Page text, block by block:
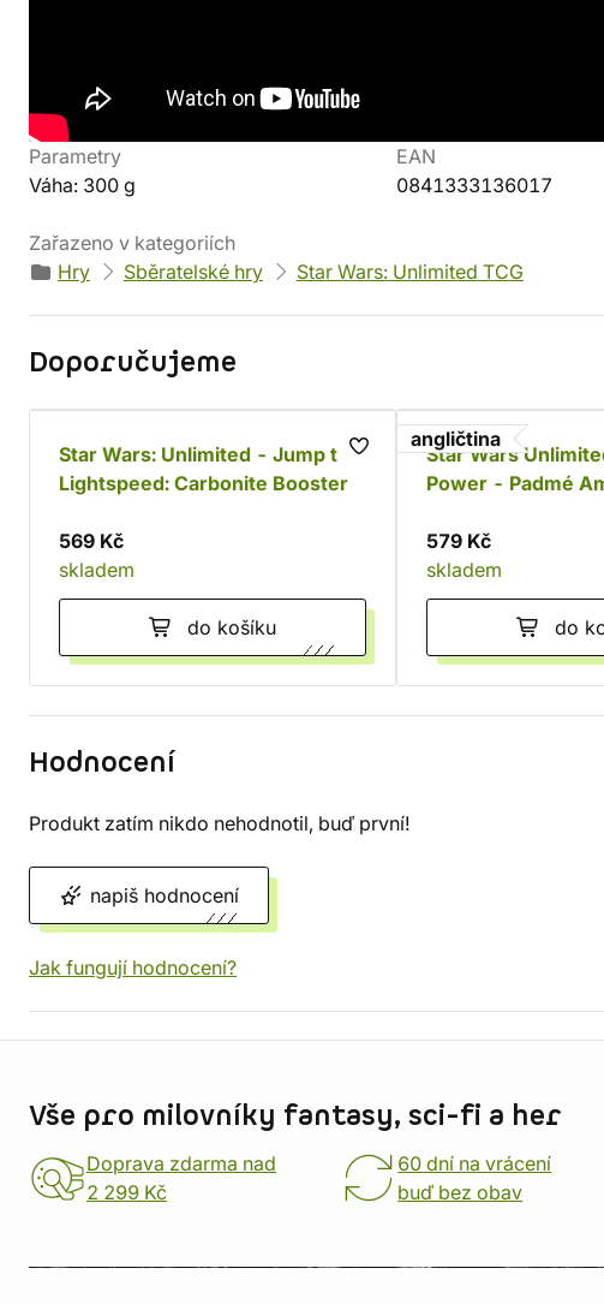
Parametry
Váha: 300 g
EAN
0841333136017
Zařazeno v kategoriích
Hry
Sběratelské hry Star Wars: Unlimited TCG
Doporučujeme
Star Wars: Unlimited - Jump to
Lightspeed: Carbonite Booster
569 Kč
skladem
do košíku
angličtina
Star Wars
Power - Padmé
579 Kč
skladem
do
Hodnocení
Produkt zatím nikdo nehodnotil, buď první!
napiš hodnocení
Jak fungují hodnocení?
Vše pro milovníky fantasy, sci-fi a her
Doprava zdarma nad
2 299 Kč
60 dní na vrácení
buď bez obav